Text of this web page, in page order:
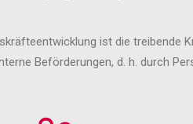
ist die treibende
Beförderungen, d. h. durch